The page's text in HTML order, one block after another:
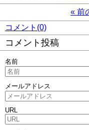
« 前
コメント(0)
コメント投稿
名前
メールアドレス
URL